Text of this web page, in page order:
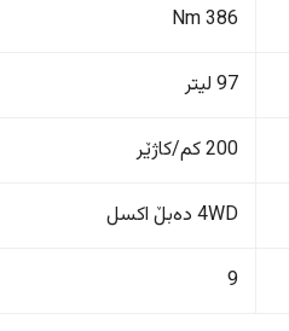
386 Nm
97 لیتر
200 کم/کاژێر
4WD دەبڵ اکسل
9